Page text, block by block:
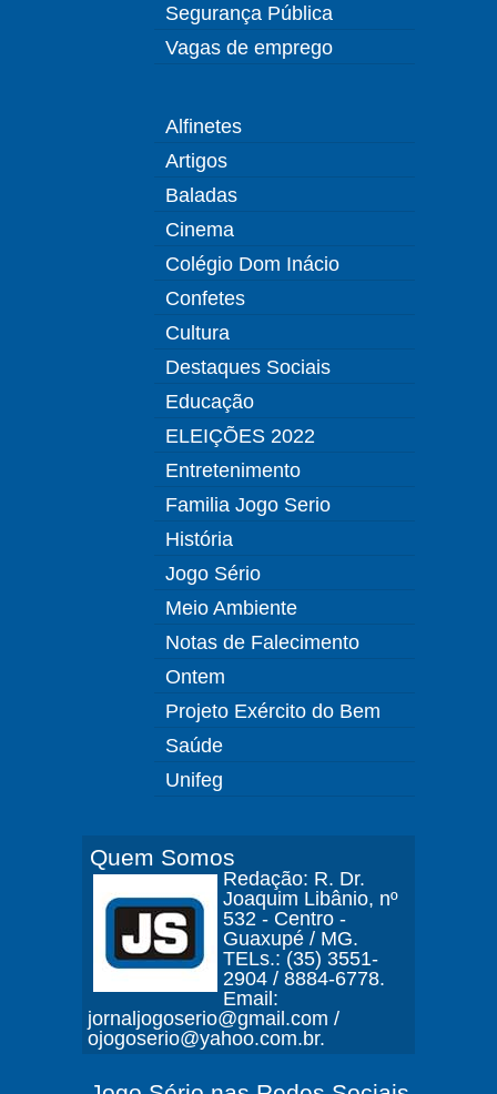
Segurança Pública
Vagas de emprego
Alfinetes
Artigos
Baladas
Cinema
Colégio Dom Inácio
Confetes
Cultura
Destaques Sociais
Educação
ELEIÇÕES 2022
Entretenimento
Familia Jogo Serio
História
Jogo Sério
Meio Ambiente
Notas de Falecimento
Ontem
Projeto Exército do Bem
Saúde
Unifeg
Quem Somos
Redação: R. Dr.
Joaquim Libânio, nº
532 - Centro -
Guaxupé / MG.
TELs.: (35) 3551-
2904 / 8884-6778.
Email:
jornaljogoserio@gmail.com /
ojogoserio@yahoo.com.br.